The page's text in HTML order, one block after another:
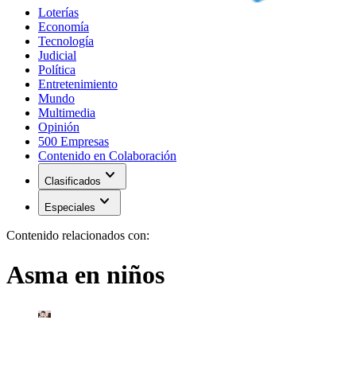
Loterías
Economía
Tecnología
Judicial
Política
Entretenimiento
Mundo
Multimedia
Opinión
500 Empresas
Contenido en Colaboración
Clasificados expand_more
Especiales expand_more
Contenido relacionados con:
Asma en niños